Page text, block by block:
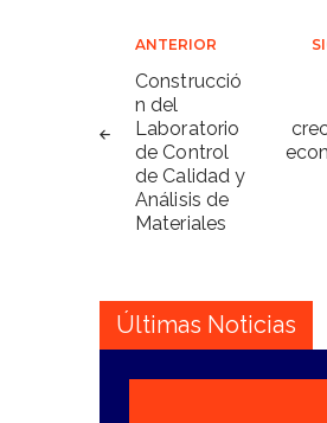
Navegación
de
entradas
ANTERIOR
Construcció
n del
Laboratorio
de Control
de Calidad y
Análisis de
Materiales
Últimas Noticias